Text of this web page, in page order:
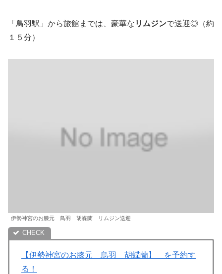
「鳥羽駅」から旅館までは、豪華な リムジンで送迎◎（約
１５分）
伊勢神宮のお膝元 鳥羽 胡蝶蘭 リムジン送迎
【伊勢神宮のお膝元 鳥羽 胡蝶蘭】 を予約す
る！